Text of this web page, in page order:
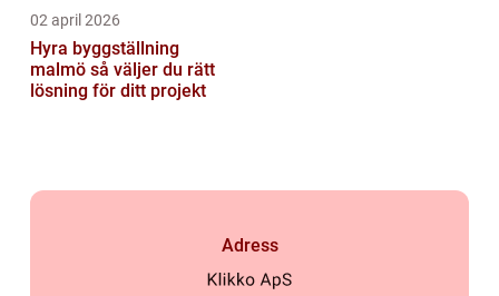
02 april 2026
Hyra byggställning
malmö så väljer du rätt
lösning för ditt projekt
Adress